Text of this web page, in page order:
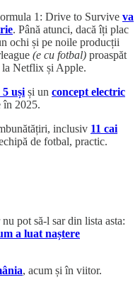
1: Drive to Survive va
. Până atunci, dacă îți plac
ochi și pe noile producții
(e cu fotbal) proaspăt
la Netflix și Apple.
uși și un concept electric
în 2025.
inclusiv 11 cai
de fotbal, practic.
pot să-l sar din lista asta:
a luat naștere
, acum și în viitor.